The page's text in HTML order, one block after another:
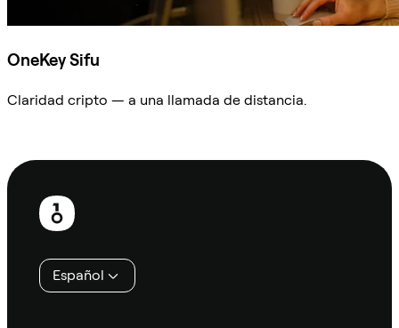
OneKey Sifu
Claridad cripto — a una llamada de distancia.
Pie
página
Español